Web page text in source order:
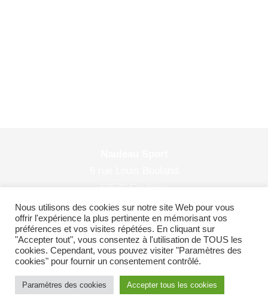
© 2026 Nauleau Sport
Plan du site |Politiques de confidentialité
Nous utilisons des cookies sur notre site Web pour vous
offrir l'expérience la plus pertinente en mémorisant vos
préférences et vos visites répétées. En cliquant sur
"Accepter tout", vous consentez à l'utilisation de TOUS les
cookies. Cependant, vous pouvez visiter "Paramètres des
cookies" pour fournir un consentement contrôlé.
Paramètres des cookies Accepter tous les cookies